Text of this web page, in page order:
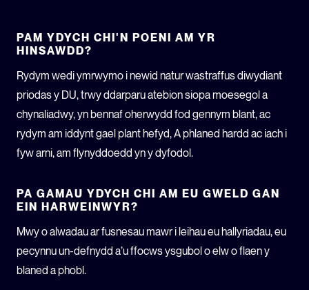
PAM YDYCH CHI'N POENI AM YR
HINSAWDD?
Rydym wedi ymrwymo i newid natur wastraffus diwydiant
priodas y DU, trwy ddarparu atebion siopa moesegol a
chynaliadwy, yn bennaf oherwydd fod gennym blant, ac
rydym am iddynt gael plant hefyd, A phlaned hardd ac iach i
fyw arni, am flynyddoedd yn y dyfodol.
PA GAMAU YDYCH CHI AM EU GWELD GAN
EIN HARWEINWYR?
Mwy o alwadau ar fusnesau mawr i leihau eu hallyriadau, eu
pecynnu un-defnydd a’u ffocws ysgubol o elw o flaen y
blaned a phobl.